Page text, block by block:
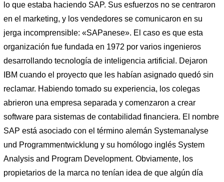
lo que estaba haciendo SAP. Sus esfuerzos no se centraron
en el marketing, y los vendedores se comunicaron en su
jerga incomprensible: «SAPanese». El caso es que esta
organización fue fundada en 1972 por varios ingenieros
desarrollando tecnología de inteligencia artificial. Dejaron
IBM cuando el proyecto que les habían asignado quedó sin
reclamar. Habiendo tomado su experiencia, los colegas
abrieron una empresa separada y comenzaron a crear
software para sistemas de contabilidad financiera. El nombre
SAP está asociado con el término alemán Systemanalyse
und Programmentwicklung y su homólogo inglés System
Analysis and Program Development. Obviamente, los
propietarios de la marca no tenían idea de que algún día